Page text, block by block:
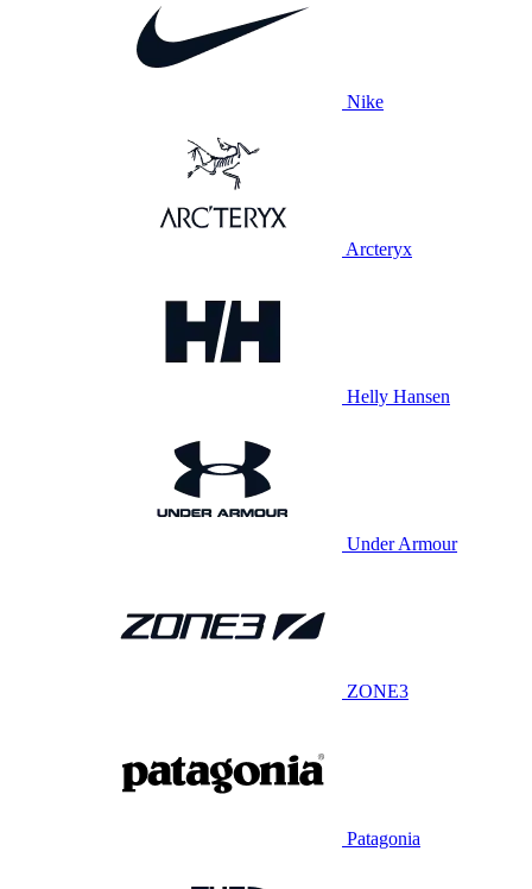
Nike
Arcteryx
Helly Hansen
Under Armour
ZONE3
Patagonia